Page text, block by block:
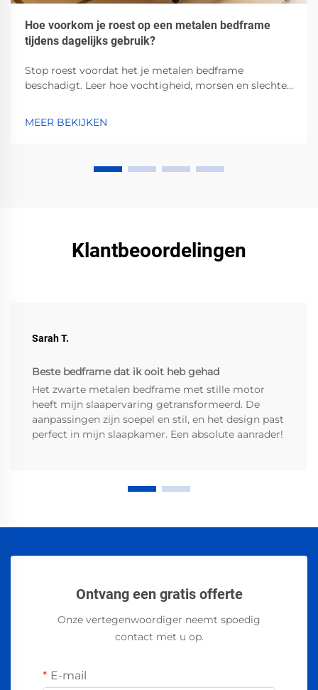
Hoe voorkom je roest op een metalen bedframe
tijdens dagelijks gebruik?
Stop roest voordat het je metalen bedframe
beschadigt. Leer hoe vochtigheid, morsen en slechte
Bescherm nu jouw investering.
MEER BEKIJKEN
Klantbeoordelingen
Sarah T.
Beste bedframe dat ik ooit heb gehad
Het zwarte metalen bedframe met stille motor
heeft mijn slaapervaring getransformeerd. De
aanpassingen zijn soepel en stil, en het design past
perfect in mijn slaapkamer. Een absolute aanrader!
Ontvang een gratis offerte
Onze vertegenwoordiger neemt spoedig
contact met u op.
E-mail